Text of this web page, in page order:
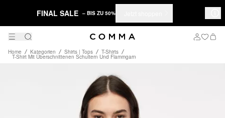
FINAL SALE – BIS ZU 50%
Home Kategorien Shirts | Tops T-Shirts
T-Shirt Mit Überschnittenen Schultern Und Flammgarn